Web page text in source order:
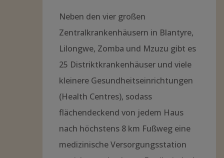
Neben den vier großen
Zentralkrankenhäusern in Blantyre,
Lilongwe, Zomba und Mzuzu gibt es
25 Distriktkrankenhäuser und viele
kleinere Gesundheitseinrichtungen
(Health Centres), sodass
flächendeckend von jedem Haus
nach höchstens 8 km Fußweg eine
medizinische Versorgungsstation